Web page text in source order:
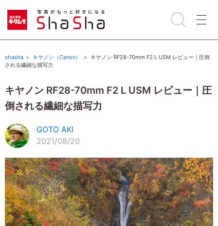
shasha キヤノン（Canon）
キヤノン RF28-70mm F2 L USM レビュー｜圧倒
される繊細な描写力
キヤノン RF28-70mm F2 L USM レビュー｜圧
倒される繊細な描写力
GOTO AKI
2021/08/20